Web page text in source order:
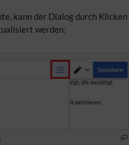
kann der Dialog durch
werden: